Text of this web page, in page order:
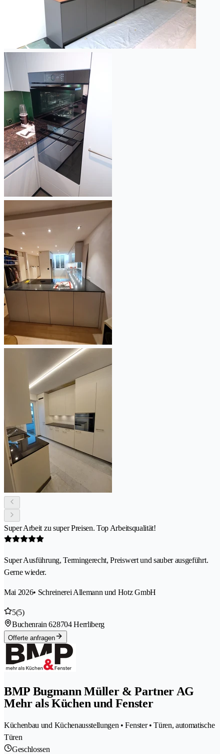
Super Arbeit zu super Preisen. Top Arbeitsqualität!
Super Ausführung, Termingerecht, Preiswert und sauber ausgeführt.
Gerne wieder.
Mai 2026• Schreinerei Allemann und Hotz GmbH
5(5)
Buchenrain 628704 Herrliberg
Offerte anfragen
BMP Bugmann Müller & Partner AG
Mehr als Küchen und Fenster
Küchenbau und Küchenausstellungen • Fenster • Türen, automatische
Türen
Geschlossen